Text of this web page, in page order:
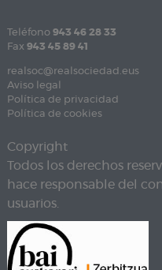
Teléfono 943 46 28 33
Fax 943 45 89 41
realsoc@realsociedad.eus
Aviso legal
Política de privacidad
Política de cookies
Copyright
Todos los derechos
hace responsable del
usuarios.